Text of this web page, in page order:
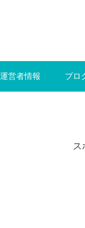
運営者情報 ブロ
ス